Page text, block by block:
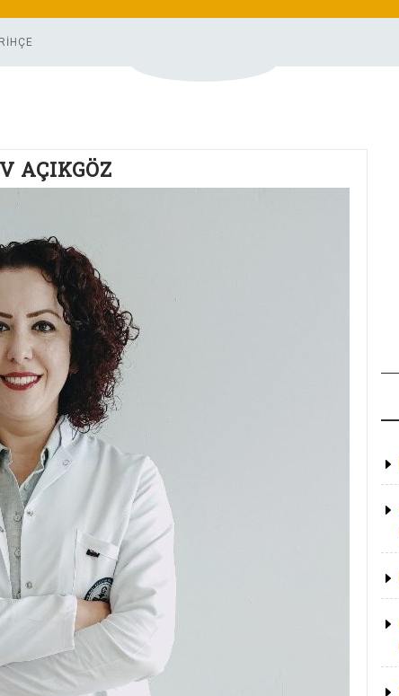
AÇIKGÖZ